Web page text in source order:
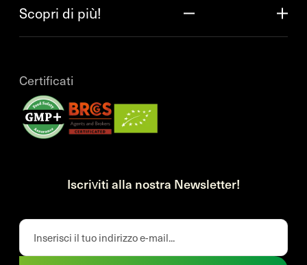
Scopri di più!
Certificati
Iscriviti alla nostra Newsletter!